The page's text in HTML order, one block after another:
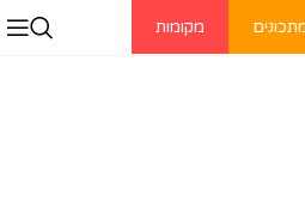
מקומות